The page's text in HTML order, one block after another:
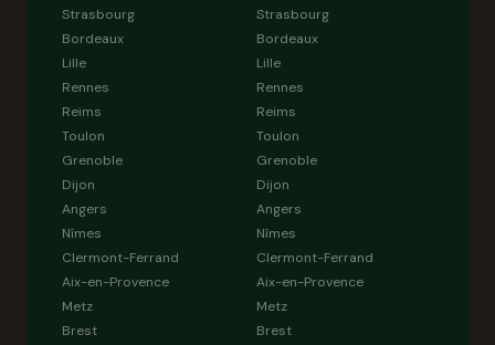
Strasbourg
Bordeaux
Lille
Rennes
Reims
Toulon
Grenoble
Dijon
Angers
Nîmes
Clermont-Ferrand
Aix-en-Provence
Metz
Brest
Strasbourg
Bordeaux
Lille
Rennes
Reims
Toulon
Grenoble
Dijon
Angers
Nîmes
Clermont-Ferrand
Aix-en-Provence
Metz
Brest